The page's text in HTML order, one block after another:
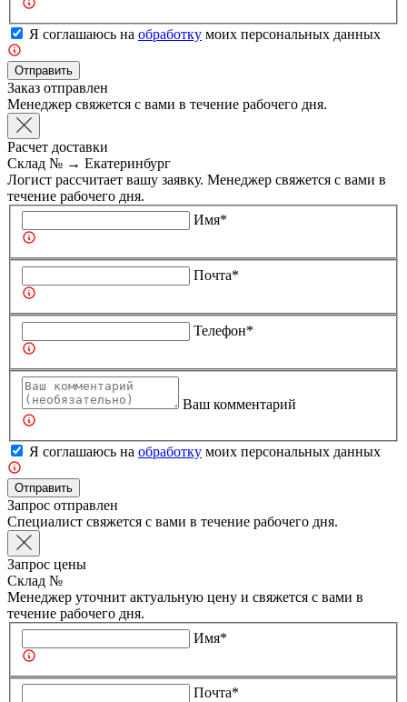
Я соглашаюсь на обработку моих персональных данных
Отправить
Заказ отправлен
Менеджер свяжется с вами в течение рабочего дня.
Расчет доставки
Склад № → Екатеринбург
Логист рассчитает вашу заявку. Менеджер свяжется с вами в
течение рабочего дня.
Имя*
Почта*
Телефон*
Ваш комментарий
Я соглашаюсь на обработку моих персональных данных
Отправить
Запрос отправлен
Специалист свяжется с вами в течение рабочего дня.
Запрос цены
Склад №
Менеджер уточнит актуальную цену и свяжется с вами в
течение рабочего дня.
Имя*
Почта*